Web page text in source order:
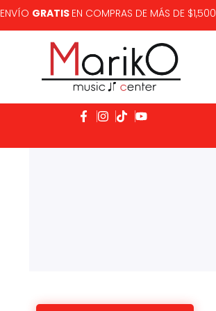
ENVÍO GRATIS EN COMPRAS DE MÁS DE $1,500